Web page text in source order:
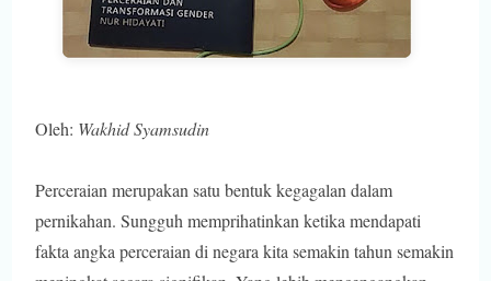
Oleh: Wakhid Syamsudin
Perceraian merupakan satu bentuk kegagalan dalam
pernikahan. Sungguh memprihatinkan ketika mendapati
fakta angka perceraian di negara kita semakin tahun semakin